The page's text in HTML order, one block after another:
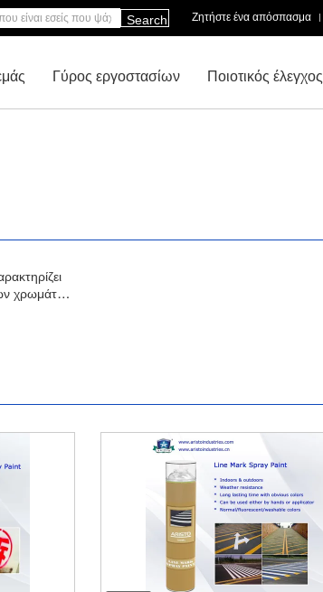
Ζητήστε ένα απόσπασμα |
Search
Γύρος εργοστασίων Ποιοτικός έλεγχος
χρωμάτων